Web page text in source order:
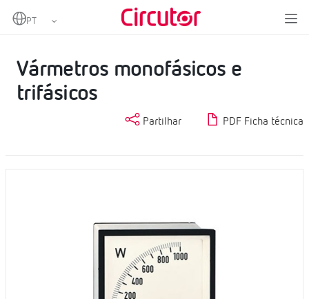
Home Instrumentação analógica
Vármetros monofásicos e
trifásicos
Partilhar PDF Ficha técnica